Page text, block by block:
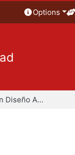
Options
Especialidad en Diseño Ambiental